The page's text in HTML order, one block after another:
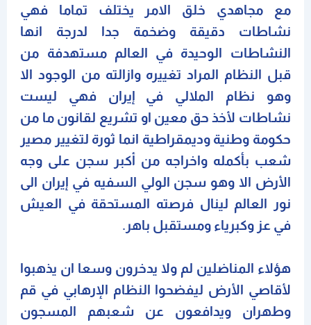
مع مجاهدي خلق الامر يختلف تماما فهي
نشاطات دقيقة وضخمة جدا لدرجة انها
النشاطات الوحيدة في العالم مستهدفة من
قبل النظام المراد تغييره وازالته من الوجود الا
وهو نظام الملالي في إيران فهي ليست
نشاطات لأخذ حق معين او تشريع لقانون ما من
حكومة وطنية وديمقراطية انما ثورة لتغيير مصير
شعب بأكمله واخراجه من أكبر سجن على وجه
الأرض الا وهو سجن الولي السفيه في إيران الى
نور العالم لينال فرصته المستحقة في العيش
في عز وكبرياء ومستقبل باهر.
هؤلاء المناضلين لم ولا يدخرون وسعا ان يذهبوا
لأقاصي الأرض ليفضحوا النظام الإرهابي في قم
وطهران ويدافعون عن شعبهم المسجون